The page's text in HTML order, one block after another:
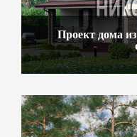
Проект дома